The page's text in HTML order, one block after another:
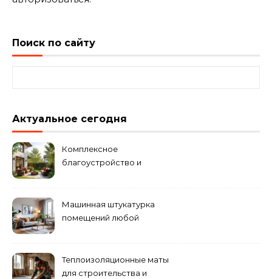
Поиск по сайту
Актуальное сегодня
Комплексное
благоустройство и
Машинная штукатурка
помещений любой
Теплоизоляционные маты
для строительства и